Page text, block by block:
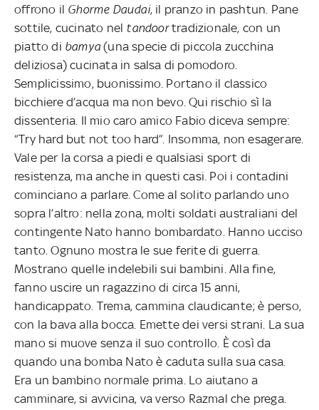
offrono il Ghorme Daudai, il pranzo in pashtun. Pane
sottile, cucinato nel tandoortradizionale, con un
piatto di bamya(una specie di piccola zucchina
deliziosa) cucinata in salsa di pomodoro.
Semplicissimo, buonissimo. Portano il classico
bicchiere d’acqua ma non bevo. Qui rischio sì la
dissenteria. Il mio caro amico Fabio diceva sempre:
“Try hard but not too hard”. Insomma, non esagerare.
Vale per la corsa a piedi e qualsiasi sport di
resistenza, ma anche in questi casi. Poi i contadini
cominciano a parlare. Come al solito parlando uno
sopra l’altro: nella zona, molti soldati australiani del
contingente Nato hanno bombardato. Hanno ucciso
tanto. Ognuno mostra le sue ferite di guerra.
Mostrano quelle indelebili sui bambini. Alla fine,
fanno uscire un ragazzino di circa 15 anni,
handicappato. Trema, cammina claudicante; è perso,
con la bava alla bocca. Emette dei versi strani. La sua
mano si muove senza il suo controllo. È così da
quando una bomba Nato è caduta sulla sua casa.
Era un bambino normale prima. Lo aiutano a
camminare, si avvicina, va verso Razmal che prega.